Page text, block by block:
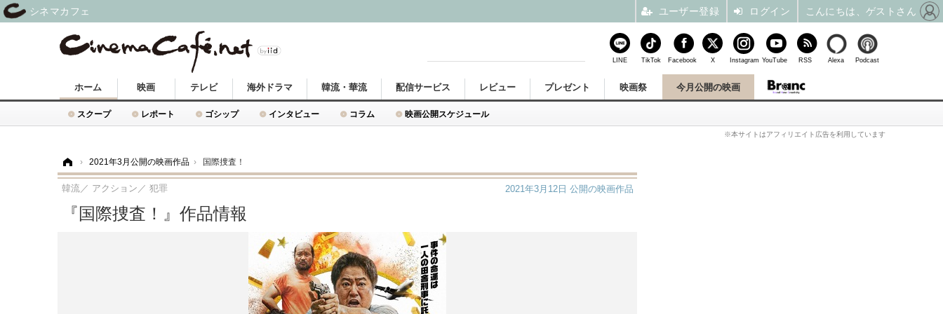
ホーム
スクープ レポート ゴシップ インタビュー コラム 映画公開スケジュール
映画 テレビ 海外ドラマ 韓流・華流 配信サービス レビュー プレゼント 映画祭 今月公開の映画
※本サイトはアフィリエイト広告を利用しています
› 2021年3月公開の映画作品 › 国際捜査！
韓流／ アクション／ 犯罪
『国際捜査！』作品情報
2021年3月12日 公開の映画作品
LINE TikTok Facebook X Instagram YouTube RSS Alexa Podcast
シネマカフェ ユーザー登録 ログイン こんにちは、ゲストさん